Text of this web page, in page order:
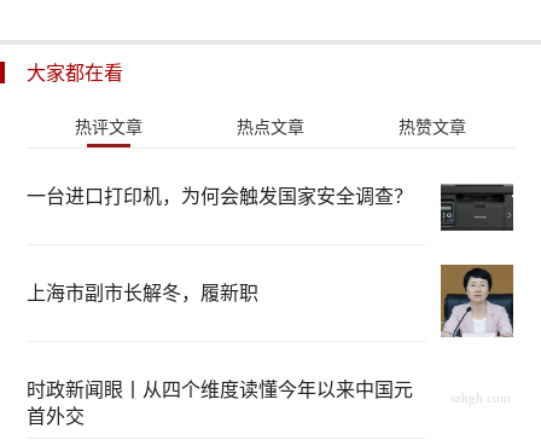
大家都在看
热评文章 热点文章 热赞文章
一台进口打印机，为何会触发国家安全调查？
上海市副市长解冬，履新职
时政新闻眼丨从四个维度读懂今年以来中国元
首外交